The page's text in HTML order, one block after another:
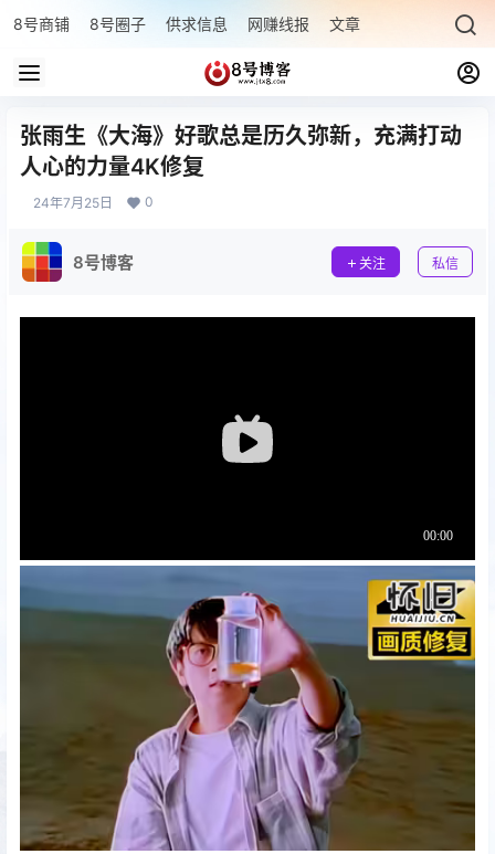
8号商铺 8号圈子 供求信息 网赚线报 文章专题 最新文章
张雨生《大海》好歌总是历久弥新，充满打动
人心的力量4K修复
24年7月25日 0
8号博客 关注 私信